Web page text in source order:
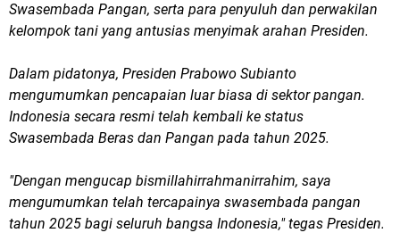
Swasembada Pangan, serta para penyuluh dan perwakilan
kelompok tani yang antusias menyimak arahan Presiden.
​Dalam pidatonya, Presiden Prabowo Subianto
mengumumkan pencapaian luar biasa di sektor pangan.
Indonesia secara resmi telah kembali ke status
Swasembada Beras dan Pangan pada tahun 2025.
​"Dengan mengucap bismillahirrahmanirrahim, saya
mengumumkan telah tercapainya swasembada pangan
tahun 2025 bagi seluruh bangsa Indonesia," tegas Presiden.